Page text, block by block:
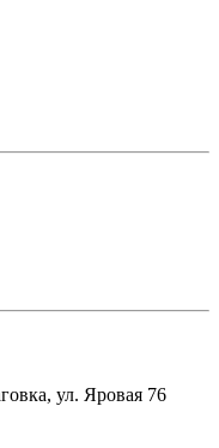
ул. Яровая 76